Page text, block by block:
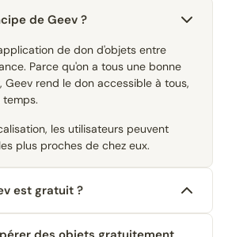
de Geev ?
de don d'objets entre
Parce qu'on a tous une bonne
Geev rend le don accessible à tous,
les utilisateurs peuvent
plus proches de chez eux.
est gratuit ?